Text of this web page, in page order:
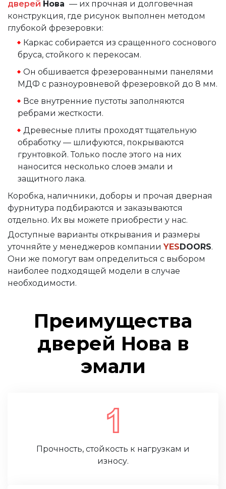
дверей Нова — их прочная и долговечная
конструкция, где рисунок выполнен методом
глубокой фрезеровки:
Каркас собирается из сращенного соснового
бруса, стойкого к перекосам.
Он обшивается фрезерованными панелями
МДФ с разноуровневой фрезеровкой до 8 мм.
Все внутренние пустоты заполняются
ребрами жесткости.
Древесные плиты проходят тщательную
обработку — шлифуются, покрываются
грунтовкой. Только после этого на них
наносится несколько слоев эмали и
защитного лака.
Коробка, наличники, доборы и прочая дверная
фурнитура подбираются и заказываются
отдельно. Их вы можете приобрести у нас.
Доступные варианты открывания и размеры
уточняйте у менеджеров компании YESDOORS.
Они же помогут вам определиться с выбором
наиболее подходящей модели в случае
необходимости.
Преимущества
дверей Нова в
эмали
Прочность, стойкость к нагрузкам и
износу.